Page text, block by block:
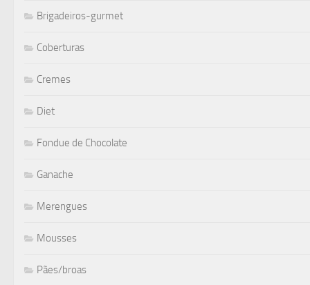
Brigadeiros-gurmet
Coberturas
Cremes
Diet
Fondue de Chocolate
Ganache
Merengues
Mousses
Pães/broas